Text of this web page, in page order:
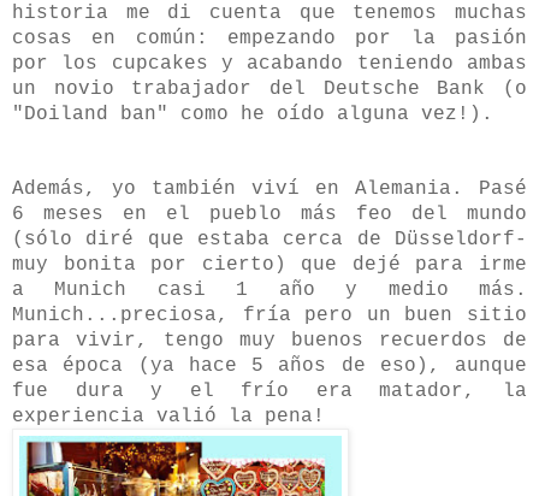
historia me di cuenta que tenemos muchas
cosas en común: empezando por la pasión
por los cupcakes y acabando teniendo ambas
un novio trabajador del Deutsche Bank (o
"Doiland ban" como he oído alguna vez!).
Además, yo también viví en Alemania. Pasé
6 meses en el pueblo más feo del mundo
(sólo diré que estaba cerca de Düsseldorf-
muy bonita por cierto) que dejé para irme
a Munich casi 1 año y medio más.
Munich...preciosa, fría pero un buen sitio
para vivir, tengo muy buenos recuerdos de
esa época (ya hace 5 años de eso), aunque
fue dura y el frío era matador, la
experiencia valió la pena!